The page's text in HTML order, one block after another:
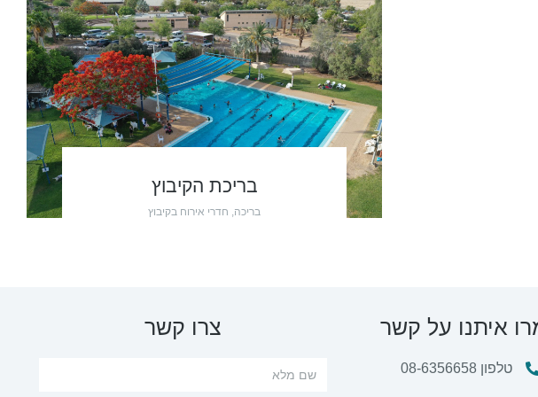
בריכת הקיבוץ
בריכה, חדרי אירוח בקיבוץ
איתנו על קשר
טלפון 08-6356658
צרו קשר